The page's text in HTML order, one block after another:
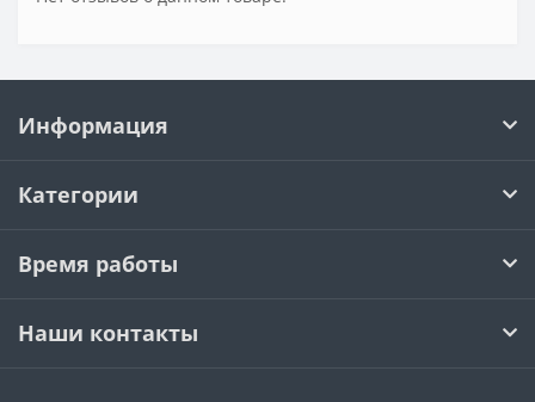
Информация
Категории
Время работы
Наши контакты